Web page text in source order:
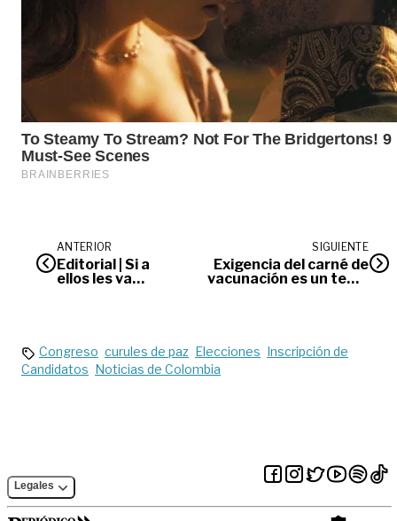
ANTERIOR
Editorial | Si a
ellos les va
SIGUIENTE
Exigencia del carné de
vacunación es un tema
Congreso curules de paz Elecciones Inscripción de
Candidatos Noticias de Colombia
Legales